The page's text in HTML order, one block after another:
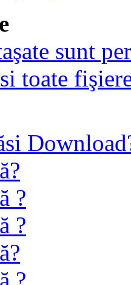
sunt
toate
?
?
?